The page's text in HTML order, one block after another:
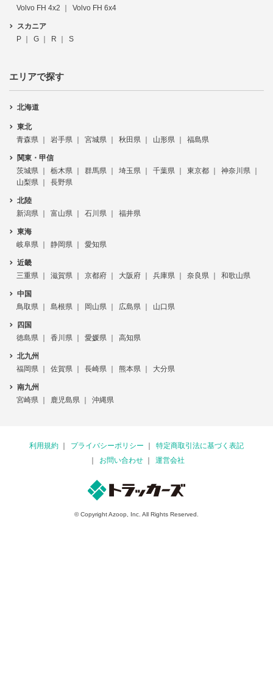
Volvo FH 4x2
Volvo FH 6x4
スカニア
P
G R S
エリアで探す
北海道
東北
青森県
岩手県 宮城県 秋田県 山形県 福島県
関東・甲信
茨城県
栃木県 群馬県 埼玉県 千葉県 東京都
神奈川県
山梨県
長野県
北陸
新潟県
富山県 石川県 福井県
東海
岐阜県
静岡県 愛知県
近畿
三重県
滋賀県 京都府 大阪府 兵庫県 奈良県 和歌山県
中国
鳥取県
島根県 岡山県 広島県 山口県
四国
徳島県
香川県 愛媛県 高知県
北九州
福岡県
佐賀県 長崎県 熊本県 大分県
南九州
宮崎県
鹿児島県 沖縄県
利用規約 プライバシーポリシー
特定商取引法に基づく表記
お問い合わせ
運営会社
© Copyright Azoop, Inc. All Rights Reserved.